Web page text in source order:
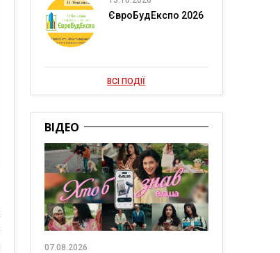
ЄвроБудЕкспо 2026
ВСІ ПОДІЇ
ВІДЕО
07.08.2026